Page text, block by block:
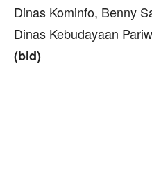
Dinas Kominfo, Benny
Dinas Kebudayaan
(bid)